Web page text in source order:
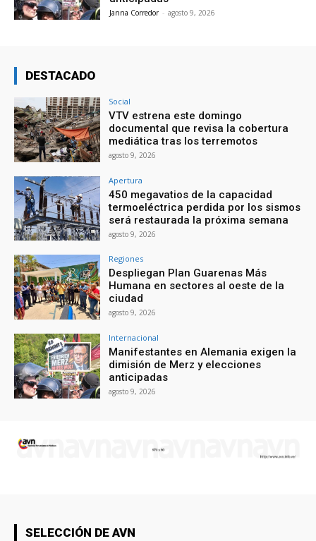
Janna Corredor - agosto 9, 2026
DESTACADO
Social
VTV estrena este domingo
documental que revisa la cobertura
mediática tras los terremotos
agosto 9, 2026
Apertura
450 megavatios de la capacidad
termoeléctrica perdida por los sismos
será restaurada la próxima semana
agosto 9, 2026
Regiones
Despliegan Plan Guarenas Más
Humana en sectores al oeste de la
ciudad
agosto 9, 2026
Internacional
Manifestantes en Alemania exigen la
dimisión de Merz y elecciones
anticipadas
agosto 9, 2026
SELECCIÓN DE AVN